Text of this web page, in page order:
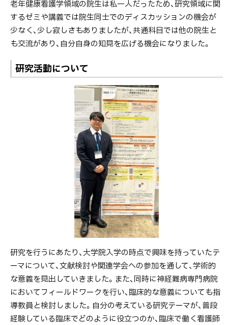
老年健康看護学領域の院生は私一人だったため、研究領域に関
するゼミや講義では院生同士でのディスカッションの機会が
少なく、少し寂しさもありましたが、共通科目では他の院生と
も交流があり、自分自身の知見を広げる機会になりました。
研究活動について
研究を行うにあたり、大学院入学の時点で興味を持っていたテ
ーマについて、文献検討や関連学会への参加を通して、学術的
な意義を見出していきました。また、同時に神経難病専門病院
においてフィールドワークを行い、臨床的な意義についても指
導教員と検討しました。自分の考えている研究テーマが、普段
経験している臨床でどのように役立つのか、臨床で働く看護師